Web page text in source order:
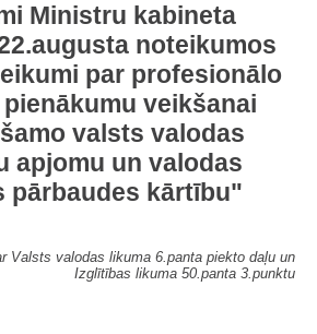
Ministru kabineta
noteikumos
par profesionālo
veikšanai
valsts valodas
apjomu un valodas
pārbaudes kārtību"
Valsts valodas likuma 6.panta piekto daļu un
Izglītības likuma 50.panta 3.punktu